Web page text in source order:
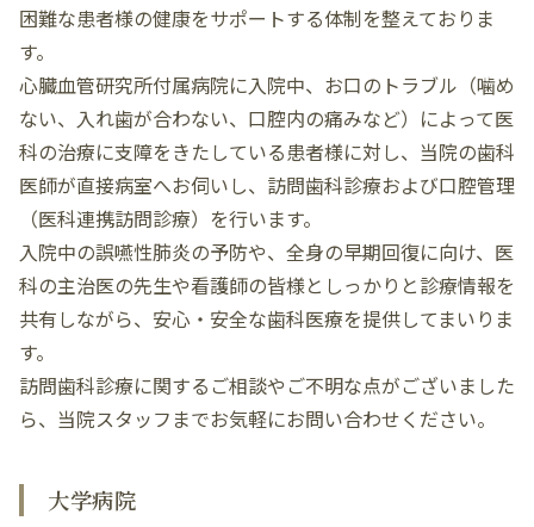
困難な患者様の健康をサポートする体制を整えておりま
す。
心臓血管研究所付属病院に入院中、お口のトラブル（噛め
ない、入れ歯が合わない、口腔内の痛みなど）によって医
科の治療に支障をきたしている患者様に対し、当院の歯科
医師が直接病室へお伺いし、訪問歯科診療および口腔管理
（医科連携訪問診療）を行います。
入院中の誤嚥性肺炎の予防や、全身の早期回復に向け、医
科の主治医の先生や看護師の皆様としっかりと診療情報を
共有しながら、安心・安全な歯科医療を提供してまいりま
す。
訪問歯科診療に関するご相談やご不明な点がございました
ら、当院スタッフまでお気軽にお問い合わせください。
大学病院